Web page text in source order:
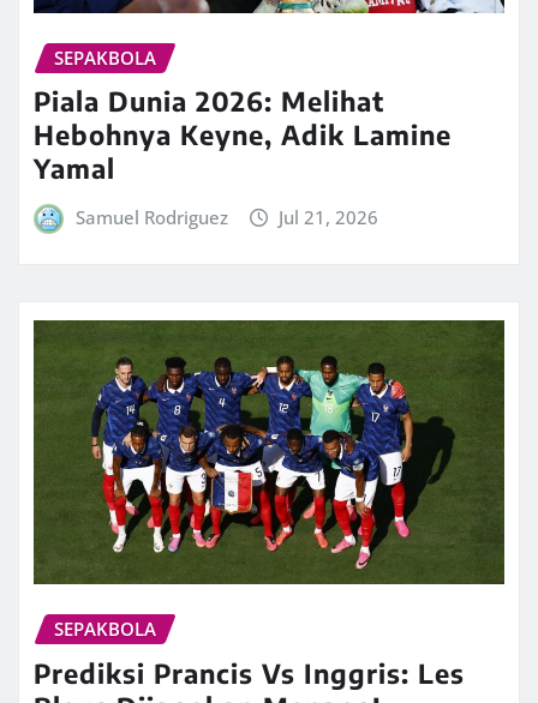
SEPAKBOLA
Piala Dunia 2026: Melihat
Hebohnya Keyne, Adik Lamine
Yamal
Samuel Rodriguez Jul 21, 2026
SEPAKBOLA
Prediksi Prancis Vs Inggris: Les